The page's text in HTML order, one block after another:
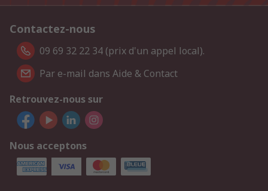
Contactez-nous
09 69 32 22 34 (prix d'un appel local).
Par e-mail dans Aide & Contact
Retrouvez-nous sur
Nous acceptons